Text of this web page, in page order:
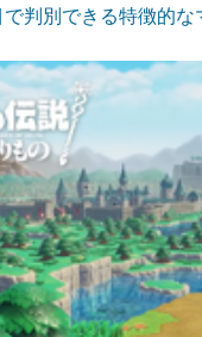
判別できる特徴的